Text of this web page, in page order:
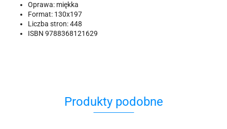
Oprawa: miękka
Format: 130x197
Liczba stron:448
ISBN 9788368121629
Produkty podobne